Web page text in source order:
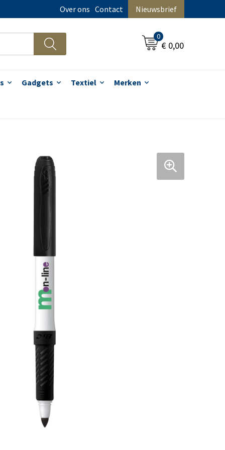
Over ons Contact Nieuwsbrief
0
€ 0,00
Gadgets Textiel Merken